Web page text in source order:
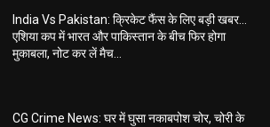
India Vs Pakistan: क्रिकेट फैंस के लिए बड़ी खबर…
एशिया कप में भारत और पाकिस्तान के बीच फिर होगा
मुकाबला, नोट कर लें मैच...
CG Crime News: घर में घुसा नकाबपोश चोर, चोरी के